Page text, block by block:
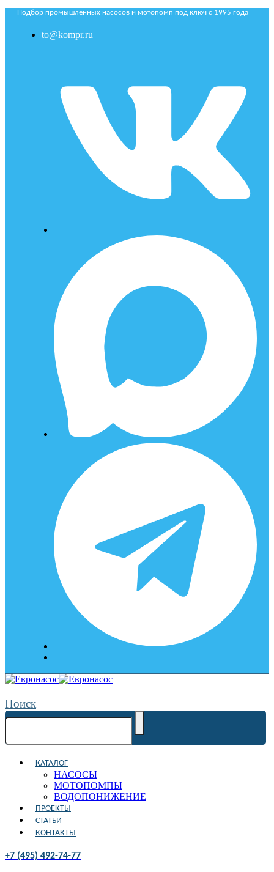
Подбор промышленных насосов и мотопомп под ключ с 1995 года
to@kompr.ru
Поиск
КАТАЛОГ
НАСОСЫ
МОТОПОМПЫ
ВОДОПОНИЖЕНИЕ
ПРОЕКТЫ
СТАТЬИ
КОНТАКТЫ
+7 (495) 492-74-77